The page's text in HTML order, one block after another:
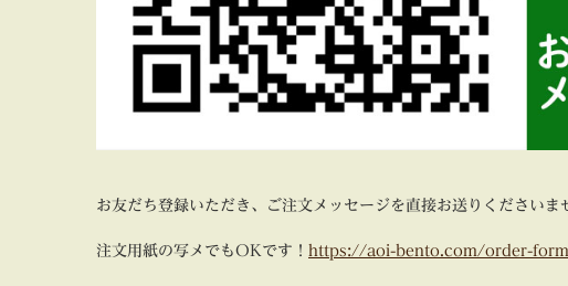
お友だち登録いただき、ご注文メッセージを直接お送りくださいま
注文用紙の写メでもOKです！ https://aoi-bento.com/order-